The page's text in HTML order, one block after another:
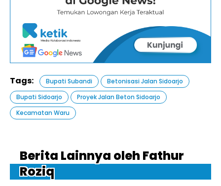
Tags: Bupati Subandi
Betonisasi Jalan Sidoarjo
Bupati Sidoarjo
Proyek Jalan Beton Sidoarjo
Kecamatan Waru
Berita Lainnya oleh Fathur
Roziq